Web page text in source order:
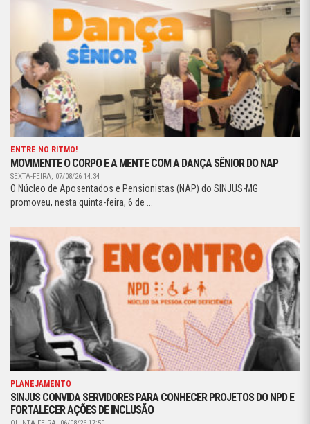
ENTRE NO RITMO!
MOVIMENTE O CORPO E A MENTE COM A DANÇA SÊNIOR DO NAP
SEXTA-FEIRA, 07/08/26 14:34
O Núcleo de Aposentados e Pensionistas (NAP) do SINJUS-MG
promoveu, nesta quinta-feira, 6 de ...
PLANEJAMENTO
SINJUS CONVIDA SERVIDORES PARA CONHECER PROJETOS DO NPD E
FORTALECER AÇÕES DE INCLUSÃO